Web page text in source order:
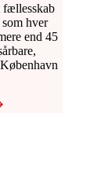
fællesskab
hver
end 45